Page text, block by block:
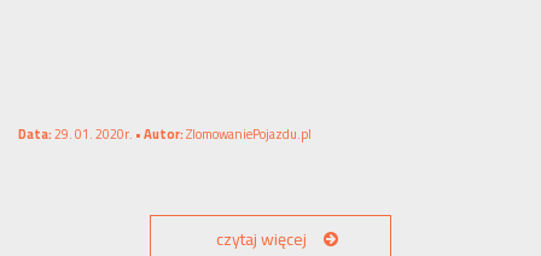
Data:29. 01. 2020r. •Autor:ZlomowaniePojazdu.pl
czytaj więcej